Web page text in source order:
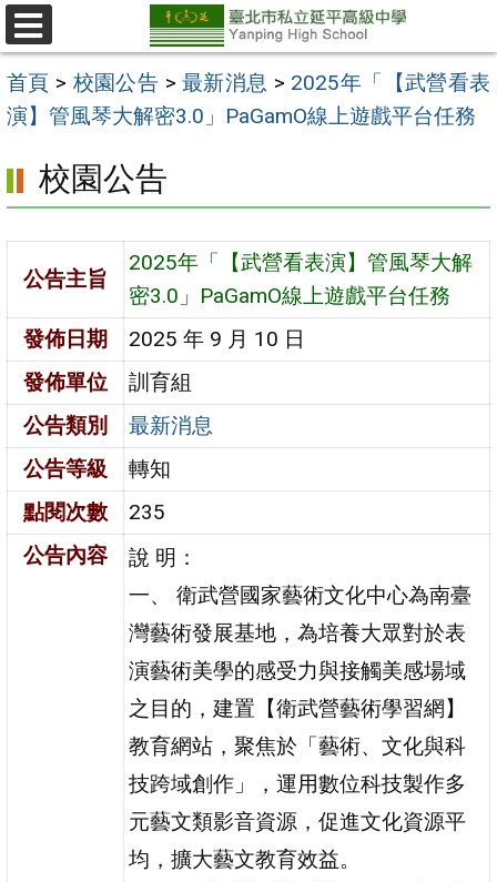
跳
至
主
要
區
選
單
首頁 > 校園公告 > 最新消息 > 2025年「【武營看表
演】管風琴大解密3.0」PaGamO線上遊戲平台任務
校園公告
公告主旨
2025年「【武營看表演】管風琴大解
密3.0」PaGamO線上遊戲平台任務
發佈日期
2025 年 9 月 10 日
發佈單位
訓育組
公告類別
最新消息
公告等級
轉知
點閱次數
235
公告內容
說 明：
一、 衛武營國家藝術文化中心為南臺
灣藝術發展基地，為培養大眾對於表
演藝術美學的感受力與接觸美感場域
之目的，建置【衛武營藝術學習網】
教育網站，聚焦於「藝術、文化與科
技跨域創作」，運用數位科技製作多
元藝文類影音資源，促進文化資源平
均，擴大藝文教育效益。